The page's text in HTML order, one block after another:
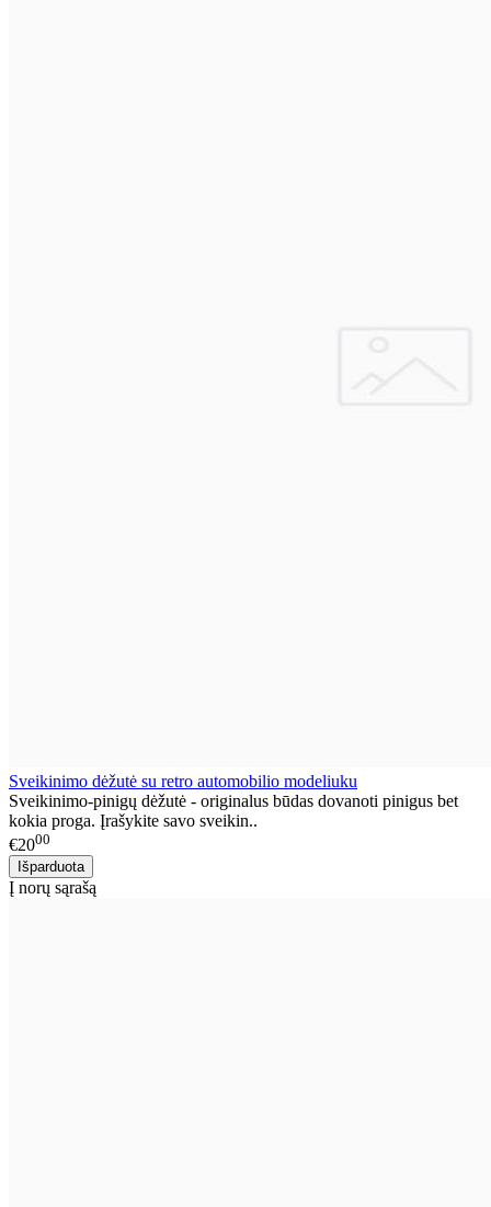
Sveikinimo dėžutė su retro automobilio modeliuku
Sveikinimo-pinigų dėžutė - originalus būdas dovanoti pinigus bet
kokia proga. Įrašykite savo sveikin..
€2000
Į norų sąrašą